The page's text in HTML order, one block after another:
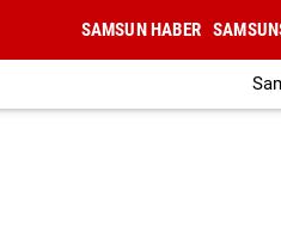
SAMSUN HABER